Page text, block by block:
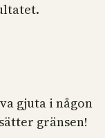
gjuta i någon
gränsen!